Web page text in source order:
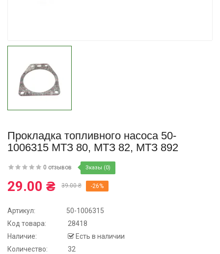
Прокладка топливного насоса 50-
1006315 МТЗ 80, МТЗ 82, МТЗ 892
0 отзывов Зказы (0)
29.00 ₴ 39.00 ₴ -26%
Артикул:
50-1006315
Код товара:
28418
Наличие:
Есть в наличии
Количество:
32